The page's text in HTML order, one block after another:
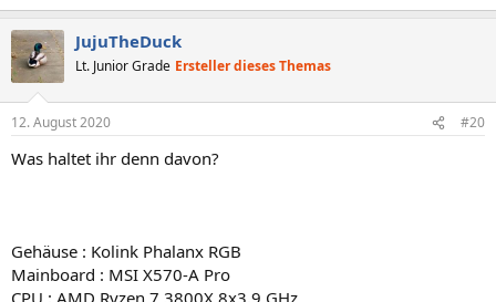
JujuTheDuck
Lt. Junior Grade Ersteller dieses Themas
12. August 2020 #20
Was haltet ihr denn davon?
Gehäuse : Kolink Phalanx RGB
Mainboard : MSI X570-A Pro
CPU : AMD Ryzen 7 3800X 8x3.9 GHz